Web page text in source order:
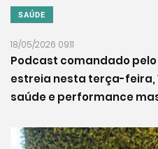
SAÚDE
18/05/2026 09:11
Podcast comandado
estreia nesta terça-feira,
saúde e performance